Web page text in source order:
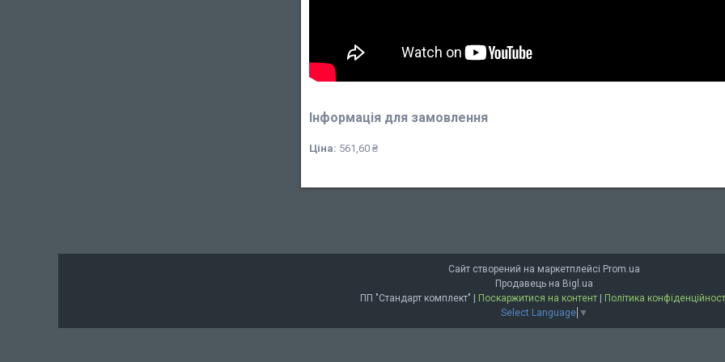
Інформація для замовлення
Ціна: 561,60 ₴
Сайт створений на маркетплейсі Prom.ua
Продавець на Bigl.ua
ПП "Стандарт комплект" | Поскаржитися на контент | Політика
Select Language ▼